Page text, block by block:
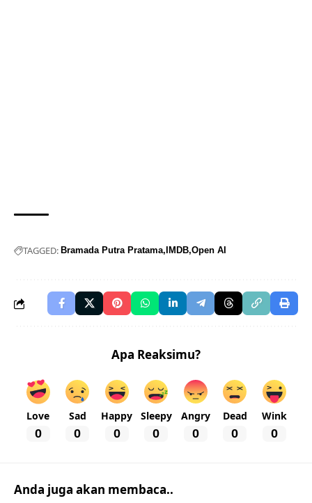
TAGGED: Bramada Putra Pratama IMDB Open AI
Apa Reaksimu?
Love
0
Sad
0
Happy
0
Sleepy
0
Angry
0
Dead
0
Wink
0
Anda juga akan membaca..